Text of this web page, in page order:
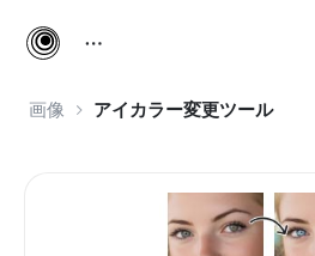
画像 アイカラー変更ツール